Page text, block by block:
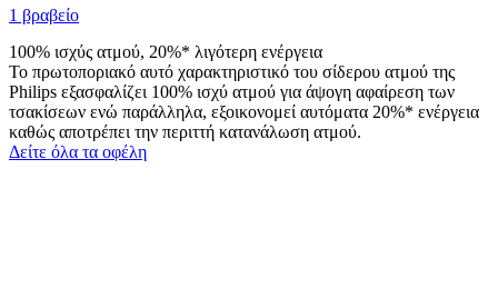
1 βραβείο
100% ισχύς ατμού, 20%* λιγότερη ενέργεια
Το πρωτοποριακό αυτό χαρακτηριστικό του σίδερου ατμού της
Philips εξασφαλίζει 100% ισχύ ατμού για άψογη αφαίρεση των
τσακίσεων ενώ παράλληλα, εξοικονομεί αυτόματα 20%* ενέργεια
καθώς αποτρέπει την περιττή κατανάλωση ατμού.
Δείτε όλα τα οφέλη